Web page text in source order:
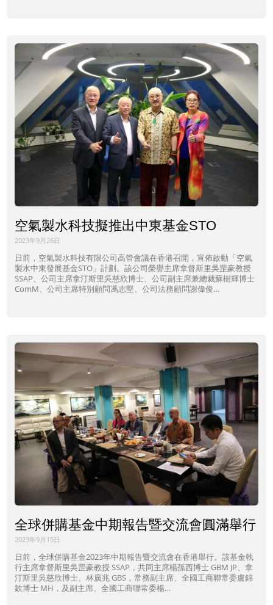
空氣製水科技擬推出中東基金STO
2023年9月26日
日前，空氣製水科技有限公司高管會議在香港召開，宣佈啟動「空氣
製水中東發展基金STO」計劃。該公司榮譽主席拿督斯里吳罡豪教授
SSAP、公司主席拿汀斯里吳慈欣博士、公司副主席兼總裁蘇樹輝博士
ComM、公司主席特別顧問馮志堅、公司法務顧問謝偉俊…
全球併購基金中期報告暨交流會圓滿舉行
2023年9月15日
日前，全球併購基金2023年中期報告暨交流會在香港舉行。該基金執
行主席拿督斯里吳罡豪教授 SSAP，共同主席楊孫西博士 GBM JP、拿
汀斯里吳慈欣博士、林廣兆 GBS，常務副主席、全國工商聯常委盧錦
欽博士 MH，及副主席、全國工商聯常委楊…